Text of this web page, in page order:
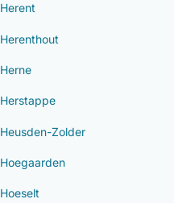
Herent
Herenthout
Herne
Herstappe
Heusden-Zolder
Hoegaarden
Hoeselt